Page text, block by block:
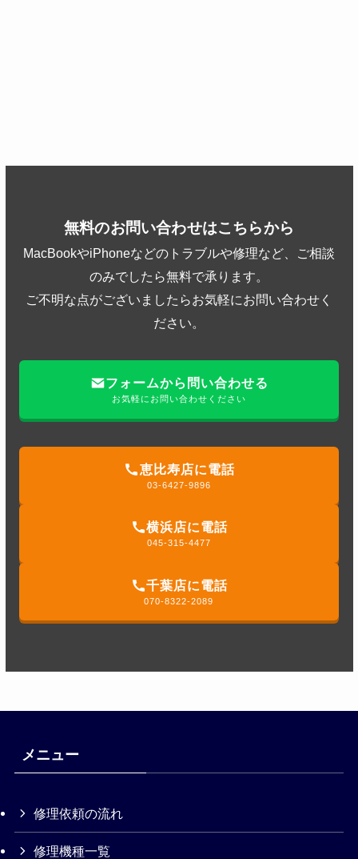
無料のお問い合わせはこちらから
MacBookやiPhoneなどのトラブルや修理など、ご相談
のみでしたら無料で承ります。
ご不明な点がございましたらお気軽にお問い合わせく
ださい。
フォームから問い合わせる
お気軽にお問い合わせください
恵比寿店に電話
03-6427-9896
横浜店に電話
045-315-4477
千葉店に電話
070-8322-2089
メニュー
修理依頼の流れ
修理機種一覧